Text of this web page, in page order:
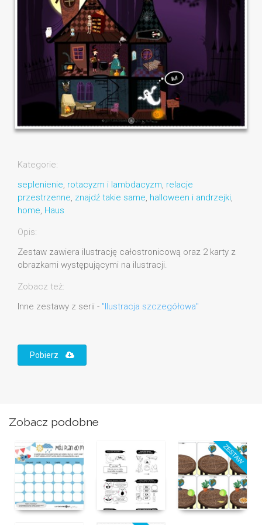
Kategorie:
seplenienie, rotacyzm i lambdacyzm, relacje
przestrzenne, znajdź takie same, halloween i andrzejki,
home, Haus
Opis:
Zestaw zawiera ilustrację całostronicową oraz 2 karty z
obrazkami występującymi na ilustracji.
Zobacz też:
Inne zestawy z serii - "Ilustracja szczegółowa"
Pobierz
Zobacz podobne